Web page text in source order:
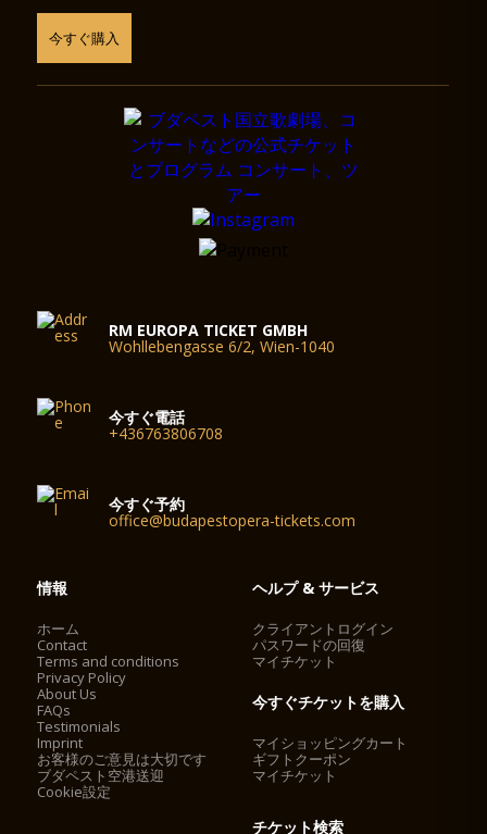
今すぐ購入
RM EUROPA TICKET GMBH
Wohllebengasse 6/2, Wien-1040
今すぐ電話
+436763806708
今すぐ予約
office@budapestopera-tickets.com
情報
ホーム
Contact
Terms and conditions
Privacy Policy
About Us
FAQs
Testimonials
Imprint
お客様のご意見は大切です
ブダペスト空港送迎
Cookie設定
ヘルプ & サービス
クライアントログイン
パスワードの回復
マイチケット
今すぐチケットを購入
マイショッピングカート
ギフトクーポン
マイチケット
チケット検索